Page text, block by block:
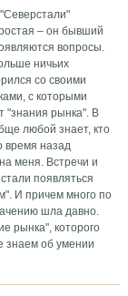
"Северстали"
– он бывший
вопросы.
ничьих
со своими
с которыми
"знания рынка". В
любой знает, кто
время назад
меня. Встречи и
появляться
И причем много по
шла давно.
рынка", которого
знаем об умении